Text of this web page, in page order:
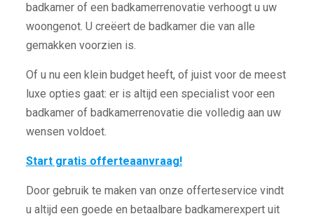
badkamer of een badkamerrenovatie verhoogt u uw
woongenot. U creëert de badkamer die van alle
gemakken voorzien is.
Of u nu een klein budget heeft, of juist voor de meest
luxe opties gaat: er is altijd een specialist voor een
badkamer of badkamerrenovatie die volledig aan uw
wensen voldoet.
Start gratis offerteaanvraag!
Door gebruik te maken van onze offerteservice vindt
u altijd een goede en betaalbare badkamerexpert uit